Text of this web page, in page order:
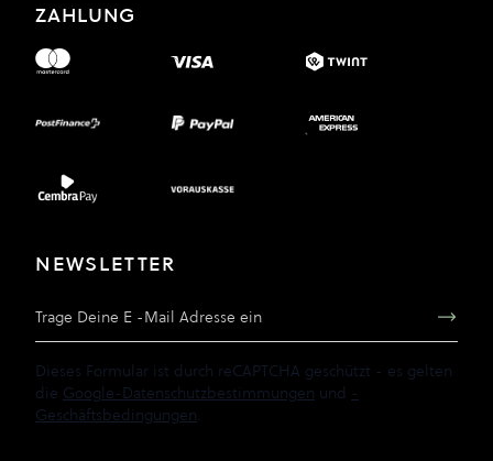
ZAHLUNG
NEWSLETTER
Dieses Formular ist durch reCAPTCHA geschützt - es gelten
die Google-Datenschutzbestimmungen und -
Geschäftsbedingungen.